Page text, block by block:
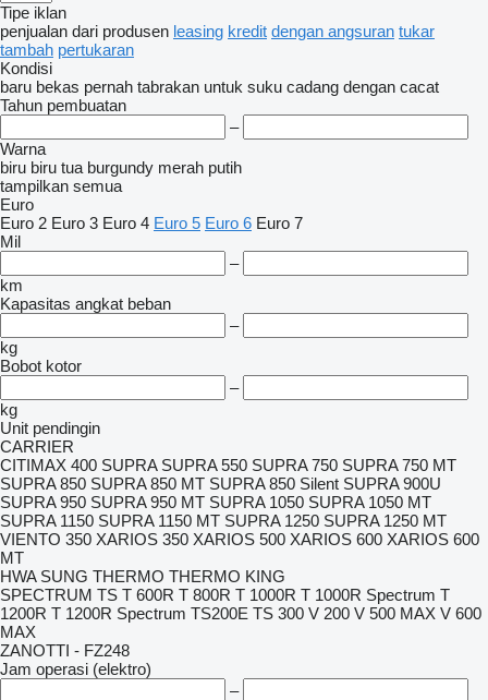
Tipe iklan
penjualan dari produsen leasing kredit dengan angsuran tukar
tambah pertukaran
Kondisi
baru bekas pernah tabrakan untuk suku cadang dengan cacat
Tahun pembuatan
–
Warna
biru biru tua burgundy merah putih
tampilkan semua
Euro
Euro 2 Euro 3 Euro 4 Euro 5 Euro 6 Euro 7
Mil
–
km
Kapasitas angkat beban
–
kg
Bobot kotor
–
kg
Unit pendingin
CARRIER
CITIMAX 400 SUPRA SUPRA 550 SUPRA 750 SUPRA 750 MT
SUPRA 850 SUPRA 850 MT SUPRA 850 Silent SUPRA 900U
SUPRA 950 SUPRA 950 MT SUPRA 1050 SUPRA 1050 MT
SUPRA 1150 SUPRA 1150 MT SUPRA 1250 SUPRA 1250 MT
VIENTO 350 XARIOS 350 XARIOS 500 XARIOS 600 XARIOS 600
MT
HWA SUNG THERMO THERMO KING
SPECTRUM TS T 600R T 800R T 1000R T 1000R Spectrum T
1200R T 1200R Spectrum TS200E TS 300 V 200 V 500 MAX V 600
MAX
ZANOTTI - FZ248
Jam operasi (elektro)
–